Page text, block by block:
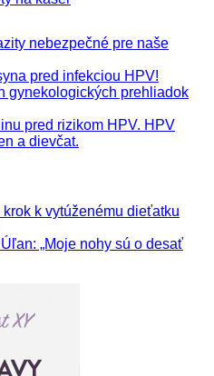
nebezpečné pre naše
pred infekciou HPV!
gynekologických prehliadok
pred rizikom HPV. HPV
a dievčat.
k vytúženému dieťatku
„Moje nohy sú o desať